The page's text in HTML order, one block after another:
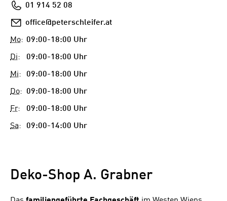
Telefon01 914 52 08
E-
office@peterschleifer.at
Mo: 09:00-18:00 Uhr
Di: 09:00-18:00 Uhr
Mi: 09:00-18:00 Uhr
Do: 09:00-18:00 Uhr
Fr: 09:00-18:00 Uhr
Sa: 09:00-14:00 Uhr
Deko-Shop A. Grabner